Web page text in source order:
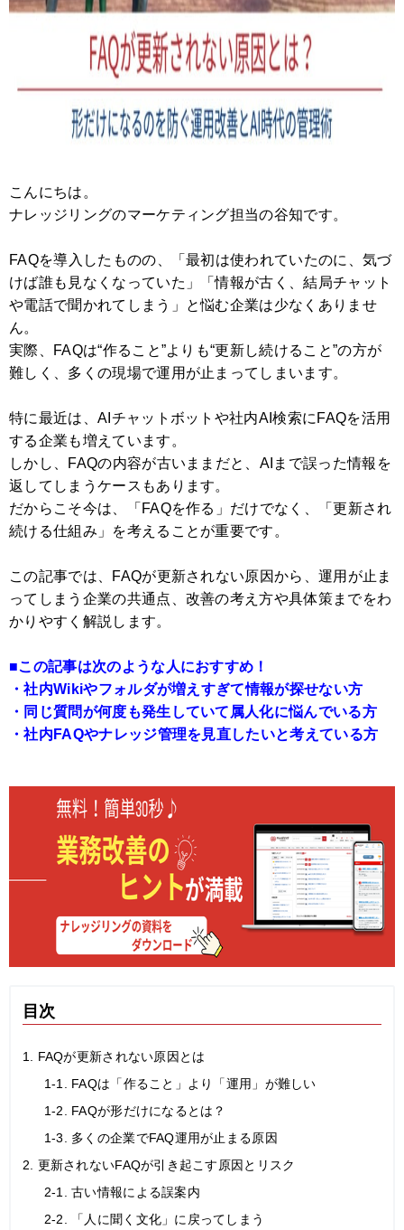
こんにちは。
ナレッジリングのマーケティング担当の谷知です。
FAQを導入したものの、「最初は使われていたのに、気づ
けば誰も見なくなっていた」「情報が古く、結局チャット
や電話で聞かれてしまう」と悩む企業は少なくありませ
ん。
実際、FAQは“作ること”よりも“更新し続けること”の方が
難しく、多くの現場で運用が止まってしまいます。
特に最近は、AIチャットボットや社内AI検索にFAQを活用
する企業も増えています。
しかし、FAQの内容が古いままだと、AIまで誤った情報を
返してしまうケースもあります。
だからこそ今は、「FAQを作る」だけでなく、「更新され
続ける仕組み」を考えることが重要です。
この記事では、FAQが更新されない原因から、運用が止ま
ってしまう企業の共通点、改善の考え方や具体策までをわ
かりやすく解説します。
■この記事は次のような人におすすめ！
・社内Wikiやフォルダが増えすぎて情報が探せない方
・同じ質問が何度も発生していて属人化に悩んでいる方
・社内FAQやナレッジ管理を見直したいと考えている方
目次
1. FAQが更新されない原因とは
1-1. FAQは「作ること」より「運用」が難しい
1-2. FAQが形だけになるとは？
1-3. 多くの企業でFAQ運用が止まる原因
2. 更新されないFAQが引き起こす原因とリスク
2-1. 古い情報による誤案内
2-2. 「人に聞く文化」に戻ってしまう